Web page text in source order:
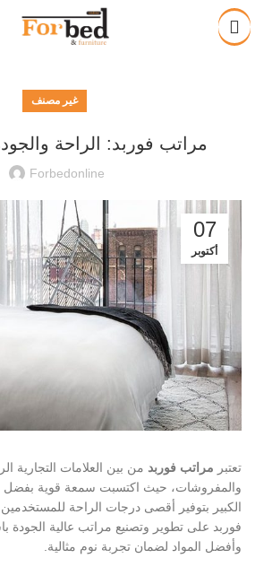
غير مصنف
مراتب فوربد: الراحة
Forbedonline
07
أكتوبر
تعتبر مراتب فوربد من بين العلامات التجارية
والمفروشات، حيث اكتسبت سمعة قوية بفضل
الكبير بتوفير أقصى درجات الراحة
فوربد على تطوير وتصنيع مراتب عالية الجودة
وأفضل المواد لضمان تجربة نوم مثالية.
خصم 28% على جميع المنتجات